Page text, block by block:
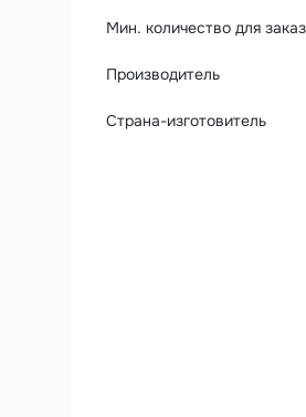
Мин. количество для
Производитель
Страна-изготовитель